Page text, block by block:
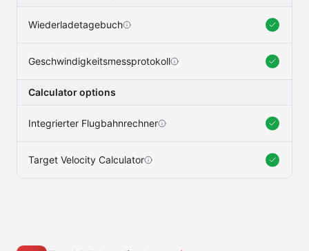
Wiederladetagebuch
Geschwindigkeitsmessprotokoll
Calculator options
Integrierter Flugbahnrechner
Target Velocity Calculator